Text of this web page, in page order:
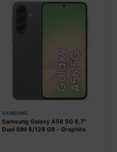
SAMSUNG
Samsung Galaxy A56 5G 6,7"
Dual SIM 8/128 GB - Graphite